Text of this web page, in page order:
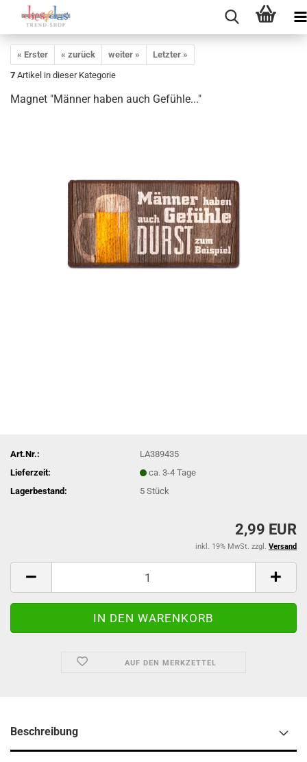
« Erster « zurück weiter »
Letzter »
7 Artikel in dieser Kategorie
Magnet "Männer haben auch Gefühle..."
Art.Nr.:
LA389435
Lieferzeit:
ca. 3-4 Tage
Lagerbestand:
5Stück
2,99 EUR
inkl. 19% MwSt. zzgl. Versand
AUF DEN MERKZETTEL
Beschreibung